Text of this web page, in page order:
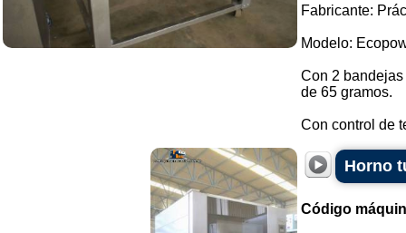
Fabricante:
Modelo:
Con 2
de 65 gramos.
Con control de
Horno
Código